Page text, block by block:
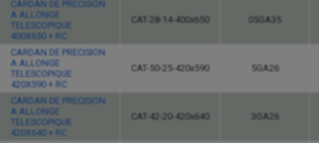
CARDAN DE PRECISION
A ALLONGE
TELESCOPIQUE
400X650 + RC
CAT-28-14-400x650 05GA35
CARDAN DE PRECISION
A ALLONGE
TELESCOPIQUE
420X590 + RC
CAT-50-25-420x590 5GA26
CARDAN DE PRECISION
A ALLONGE
TELESCOPIQUE
420X640 + RC
CAT-42-20-420x640 3GA26